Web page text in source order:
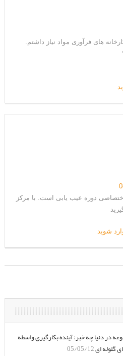
های فرآوری مواد نیاز داشتم.
دوره عیب یابی است. با مرکز
شوید
در دنیا چه خبر: آینده بکارگیری واسطه
گلوله ای05/05/12